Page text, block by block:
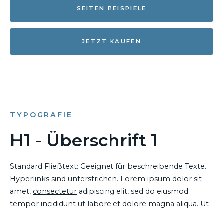
SEITEN BEISPIELE
JETZT KAUFEN
TYPOGRAFIE
H1 - Überschrift 1
Standard Fließtext: Geeignet für beschreibende Texte.
Hyperlinks sind unterstrichen. Lorem ipsum dolor sit
amet, consectetur adipiscing elit, sed do eiusmod
tempor incididunt ut labore et dolore magna aliqua. Ut